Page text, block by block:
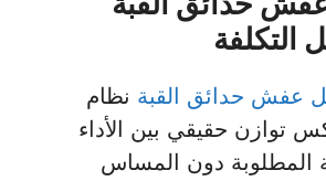
التكلفة
عفش حدائق القبة نظام
توازن حقيقي بين الأداء
المطلوبة دون المساس